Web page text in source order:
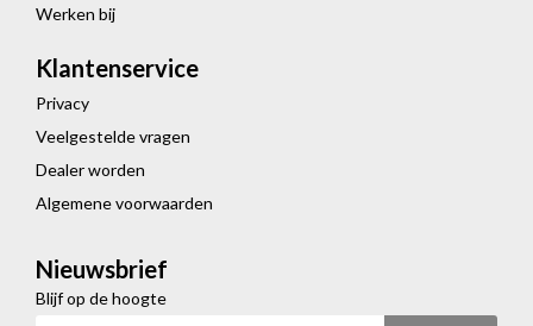
Werken bij
Klantenservice
Privacy
Veelgestelde vragen
Dealer worden
Algemene voorwaarden
Nieuwsbrief
Blijf op de hoogte